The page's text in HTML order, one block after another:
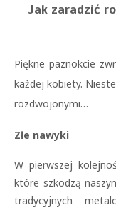
Jak zaradzić
Piękne paznokcie
każdej kobiety.
rozdwojonymi…
Złe nawyki
W pierwszej
które szkodzą
tradycyjnych